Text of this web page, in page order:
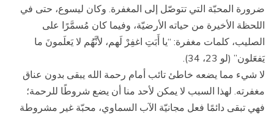
ضرورة المحبّة التي تتوصّل إلى المغفرة. وكان ليسوع، حتى في
اللحظة الأخيرة من حياته الأرضيّة، وفيما كان مُسمَّرًا على
الصليب، كلمات مغفرة: “يا أَبَتِ اغفِرْ لَهم، لأنَّهُم لا يَعلَمونَ ما
يَفعَلون” (لو 23، 34).
لا شيء مما يضعه خاطئ تائب أمام رحمة الله يبقى بدون عناق
مغفرته. لهذا السبب لا يمكن لأحد منا أن يضع شروطًا للرحمة؛
فهي تبقى دائمًا فعل مجانيّة الآب السماوي، محبّة غير مشروطة